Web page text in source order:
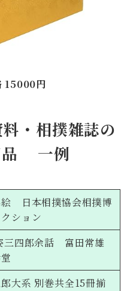
15000円
・相撲雑誌の
品 一例
日本相撲協会相撲博
ション
三四郎余話 富田常雄
大系 別巻共全15冊揃